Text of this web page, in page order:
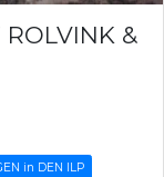
&
in DEN ILP